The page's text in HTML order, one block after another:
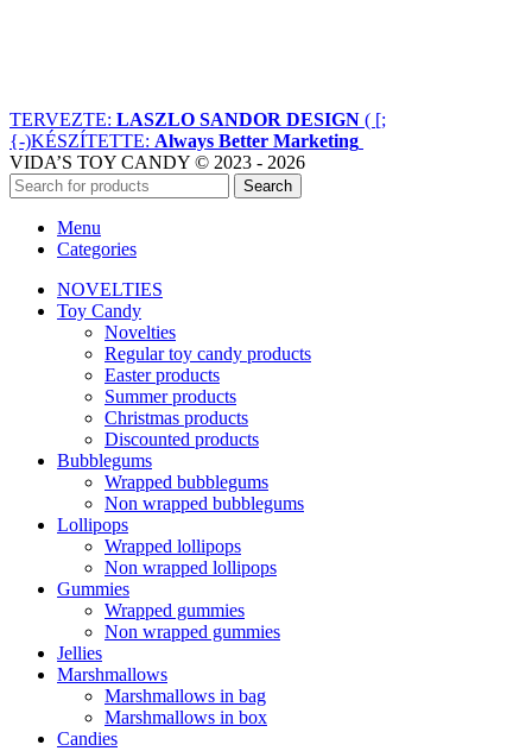
TERVEZTE: LASZLO SANDOR DESIGN ( [;
{-)KÉSZÍTETTE: Always Better Marketing
VIDA’S TOY CANDY © 2023 - 2026
Search
Menu
Categories
NOVELTIES
Toy Candy
Novelties
Regular toy candy products
Easter products
Summer products
Christmas products
Discounted products
Bubblegums
Wrapped bubblegums
Non wrapped bubblegums
Lollipops
Wrapped lollipops
Non wrapped lollipops
Gummies
Wrapped gummies
Non wrapped gummies
Jellies
Marshmallows
Marshmallows in bag
Marshmallows in box
Candies